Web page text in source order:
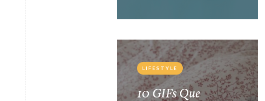
LIFESTYLE
10 GIFs Que